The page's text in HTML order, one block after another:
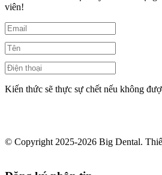
viên!
Kiến thức sẽ thực sự chết nếu không
© Copyright 2025-2026 Big Dental.